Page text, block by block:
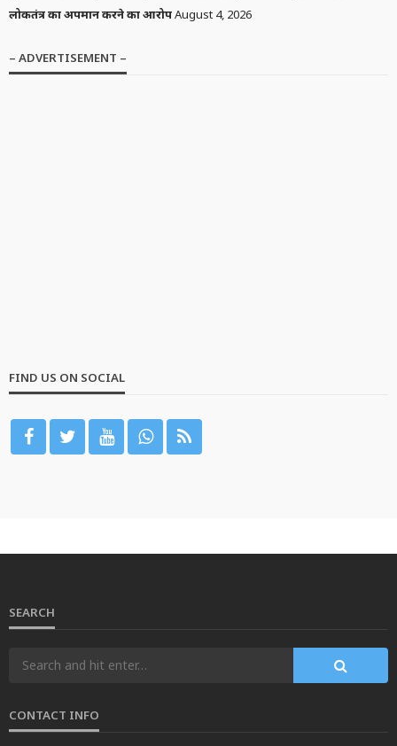
लोकतंत्र का अपमान करने का आरोपAugust 4, 2026
– ADVERTISEMENT –
FIND US ON SOCIAL
SEARCH
CONTACT INFO